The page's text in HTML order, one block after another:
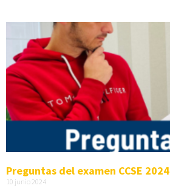
Preguntas del examen CCSE 2024
10 junio 2024